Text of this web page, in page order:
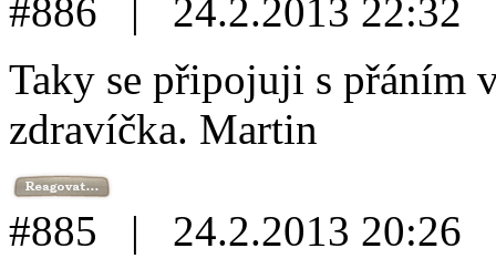
#886 | 24.2.2013
Taky se připojuji s přáním
zdravíčka. Martin
#885 | 24.2.2013